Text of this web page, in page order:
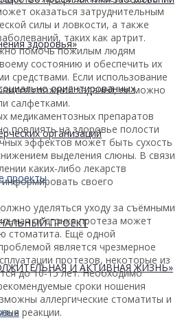
здоровья»
ориентированных
организаций
проекты
ПРОЕКТ
И АКТИВНАЯ ЖИЗНЬ»
оказаться затруднительным
силы и ловкости, а также
таких как артрит.
помочь пожилым людям
состоянию и обеспечить их
средствами. Если использование
сложной задачей, её можно
салфетками.
медикаментозных препаратов
повлиять на здоровье полости
эффектов может быть сухость
выделения слюны. В связи
каких-либо лекарств
своего
уделяться уходу за съёмными
подгонка протеза может
стоматита. Ещё одной
является чрезмерное
протезов, некоторые из
до 10-15 лет. Необходимо
сроки ношения
аллергические стоматиты и
реакции.